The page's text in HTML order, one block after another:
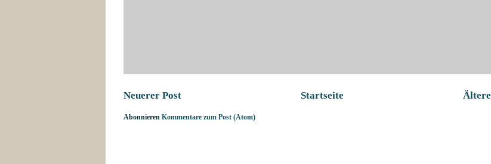
Neuerer Post Startseite
Abonnieren Kommentare zum Post (Atom)